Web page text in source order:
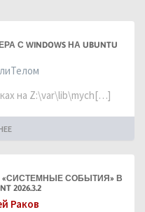
С WINDOWS НА UBUNTU
на Z:\var\lib\mych[…]
«СИСТЕМНЫЕ СОБЫТИЯ» В
2026.3.2
Раков